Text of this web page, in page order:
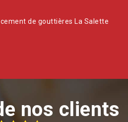
de gouttières La Salette
nos clients